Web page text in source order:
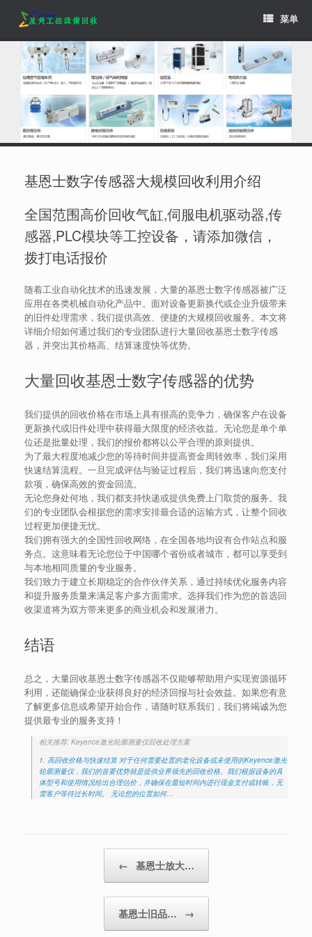
content
菜单
基恩士数字传感器大规模回收利用介绍
全国范围高价回收气缸,伺服电机驱动器,传
感器,PLC模块等工控设备，请添加微信，
拨打电话报价
随着工业自动化技术的迅速发展，大量的基恩士数字传感器被广泛
应用在各类机械自动化产品中。面对设备更新换代或企业升级带来
的旧件处理需求，我们提供高效、便捷的大规模回收服务。本文将
详细介绍如何通过我们的专业团队进行大量回收基恩士数字传感
器，并突出其价格高、结算速度快等优势。
大量回收基恩士数字传感器的优势
我们提供的回收价格在市场上具有很高的竞争力，确保客户在设备
更新换代或旧件处理中获得最大限度的经济收益。无论您是单个单
位还是批量处理，我们的报价都将以公平合理的原则提供。
为了最大程度地减少您的等待时间并提高资金周转效率，我们采用
快速结算流程。一旦完成评估与验证过程后，我们将迅速向您支付
款项，确保高效的资金回流。
无论您身处何地，我们都支持快递或提供免费上门取货的服务。我
们的专业团队会根据您的需求安排最合适的运输方式，让整个回收
过程更加便捷无忧。
我们拥有强大的全国性回收网络，在全国各地均设有合作站点和服
务点。这意味着无论您位于中国哪个省份或者城市，都可以享受到
与本地相同质量的专业服务。
我们致力于建立长期稳定的合作伙伴关系，通过持续优化服务内容
和提升服务质量来满足客户多方面需求。选择我们作为您的首选回
收渠道将为双方带来更多的商业机会和发展潜力。
结语
总之，大量回收基恩士数字传感器不仅能够帮助用户实现资源循环
利用，还能确保企业获得良好的经济回报与社会效益。如果您有意
了解更多信息或希望开始合作，请随时联系我们，我们将竭诚为您
提供最专业的服务支持！
相关推荐: Keyence激光轮廓测量仪回收处理方案
1. 高回收价格与快速结算 对于任何需要处置的老化设备或未使用的Keyence激光
轮廓测量仪，我们的首要优势就是提供业界领先的回收价格。我们根据设备的具
体型号和使用情况给出合理估价，并确保在最短时间内进行现金支付或转账，无
需客户等待过长时间。 无论您的位置如何…
← 基恩士放大…
基恩士旧品… →